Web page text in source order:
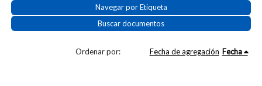
Navegar por Etiqueta
Buscar documentos
Ordenar por: Fecha de agregación Fecha